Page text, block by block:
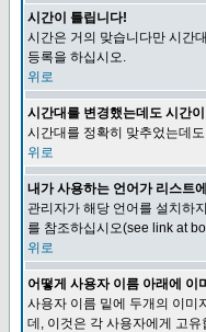
시간이 틀립니다!
시간은 거의 맞습니다만 시간
등록을 하십시오.
위로
시간대를 변경했는데도 시간
시간대를 정확히 맞추었는데
위로
내가 사용하는 언어가 리스트
관리자가 해당 언어를 설치하
를 참조하십시오(see link at
위로
어떻게 사용자 이름 아래에 이
사용자 이름 밑에 두개의 이미
데, 이것은 각 사용자에게 고